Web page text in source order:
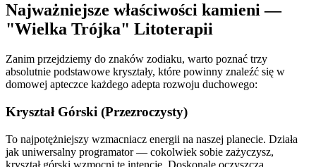
Najważniejsze właściwości kamieni —
"Wielka Trójka" Litoterapii
Zanim przejdziemy do znaków zodiaku, warto poznać trzy
absolutnie podstawowe kryształy, które powinny znaleźć się w
domowej apteczce każdego adepta rozwoju duchowego:
Kryształ Górski (Przezroczysty)
To najpotężniejszy wzmacniacz energii na naszej planecie. Działa
jak uniwersalny programator — cokolwiek sobie zażyczysz,
kryształ górski wzmocni tę intencję. Doskonale oczyszcza